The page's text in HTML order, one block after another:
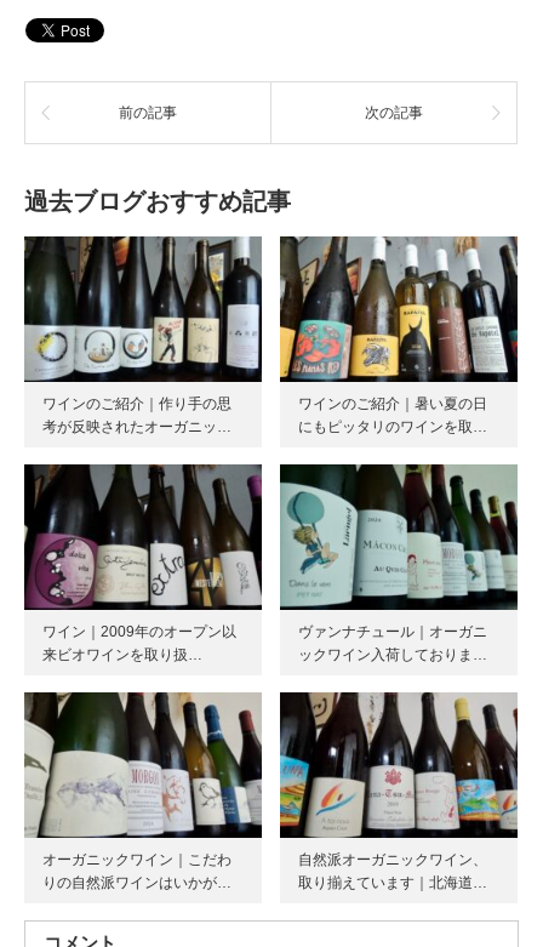
前の記事 次の記事
過去ブログおすすめ記事
ワインのご紹介｜作り手の思
考が反映されたオーガニッ…
ワインのご紹介｜暑い夏の日
にもピッタリのワインを取…
ワイン｜2009年のオープン以
来ビオワインを取り扱…
ヴァンナチュール｜オーガニ
ックワイン入荷しておりま…
オーガニックワイン｜こだわ
りの自然派ワインはいかが…
自然派オーガニックワイン、
取り揃えています｜北海道…
コメント